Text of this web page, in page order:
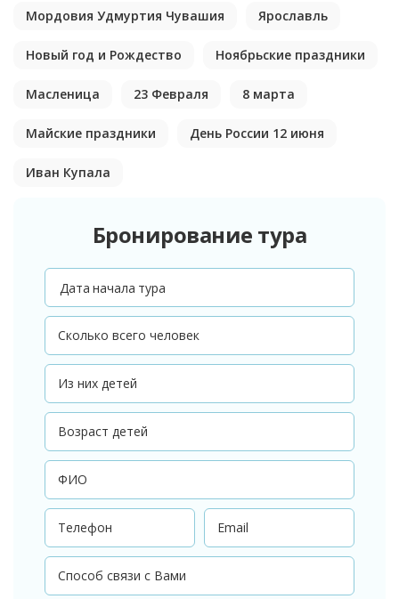
Мордовия Удмуртия Чувашия Ярославль
Новый год и Рождество Ноябрьские праздники
Масленица 23 Февраля 8 марта
Майские праздники День России 12 июня
Иван Купала
Бронирование тура
Дата начала тура